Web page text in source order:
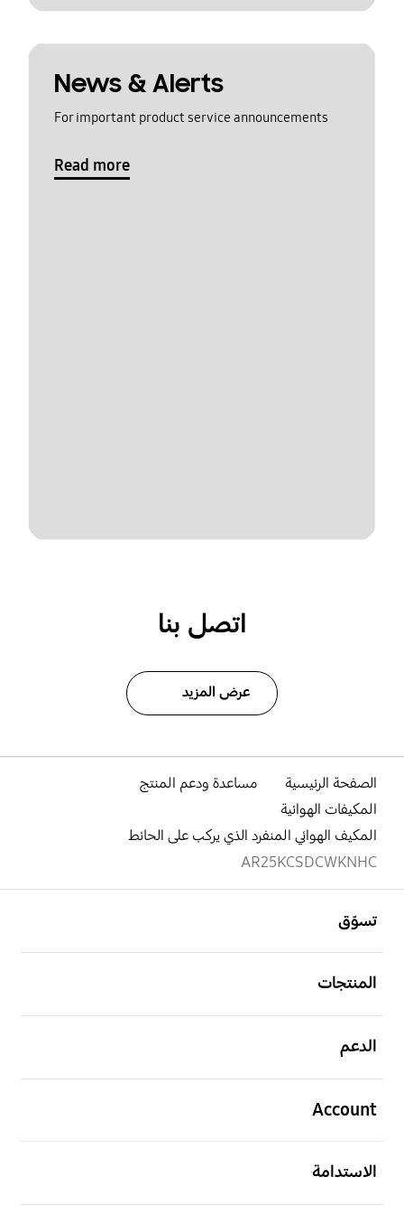
News & Alerts
For important product service announcements
Read more
اتصل بنا
عرض المزيد
الصفحة الرئيسية
مساعدة ودعم المنتج
المكيفات الهوائية
المكيف الهوائي المنفرد الذي يركب على الحائط
AR25KCSDCWKNHC
تسوّق
المنتجات
الدعم
Account
الاستدامة